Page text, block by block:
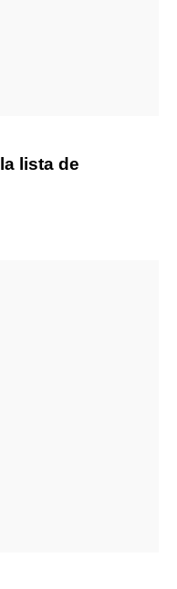
la lista de